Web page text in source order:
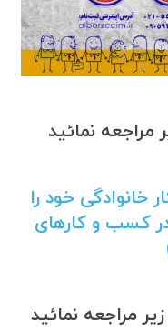
نمائید
خانوادگی خود را
کسب و کارهای
مراجعه نمائید